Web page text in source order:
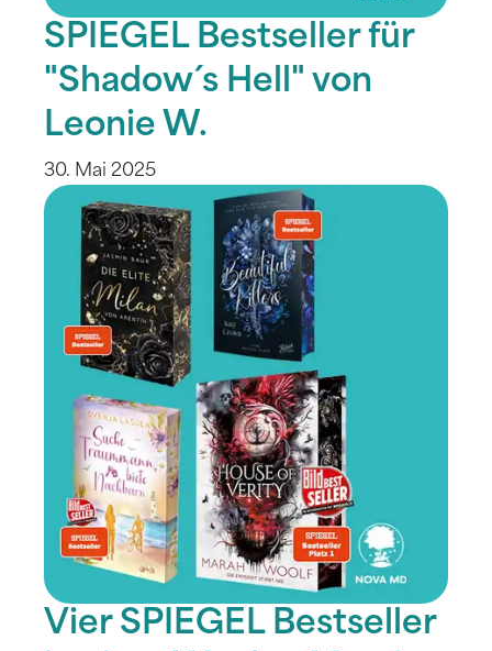
SPIEGEL Bestseller für
"Shadow´s Hell" von
Leonie W.
30. Mai 2025
Vier SPIEGEL Bestseller